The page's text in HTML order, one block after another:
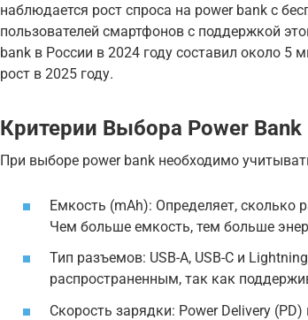
наблюдается рост спроса на power bank с
пользователей смартфонов с поддержкой
bank в России в 2024 году составил около
рост в 2025 году.
Критерии Выбора Power Bank
При выборе power bank необходимо
Емкость (mAh): Определяет, сколько
Чем больше емкость, тем больше
Тип разъемов: USB-A, USB-C и
распространенным, так как
Скорость зарядки: Power Delivery